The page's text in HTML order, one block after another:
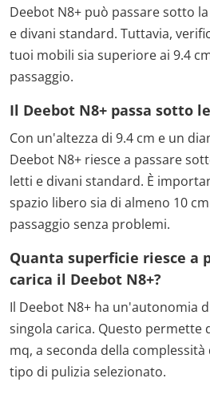
Deebot N8+ può passare sotto
e divani standard. Tuttavia,
tuoi mobili sia superiore ai 9.4
passaggio.
Il Deebot N8+ passa sotto
Con un'altezza di 9.4 cm e un
Deebot N8+ riesce a passare
letti e divani standard. È
spazio libero sia di almeno 10
passaggio senza problemi.
Quanta superficie riesce a
carica il Deebot N8+?
Il Deebot N8+ ha un'autonomia
singola carica. Questo permette
mq, a seconda della
tipo di pulizia selezionato.